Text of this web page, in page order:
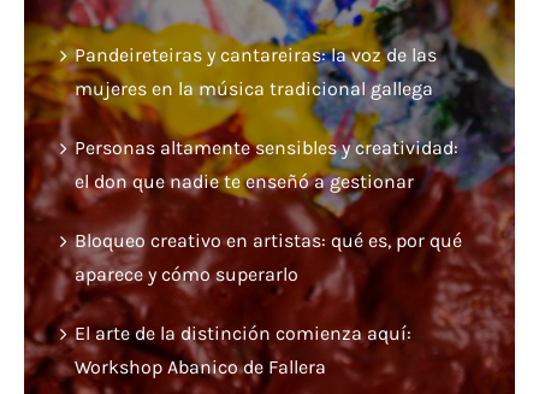
Pandeireteiras y cantareiras: la voz de las
mujeres en la música tradicional gallega
Personas altamente sensibles y creatividad:
el don que nadie te enseñó a gestionar
Bloqueo creativo en artistas: qué es, por qué
aparece y cómo superarlo
El arte de la distinción comienza aquí:
Workshop Abanico de Fallera